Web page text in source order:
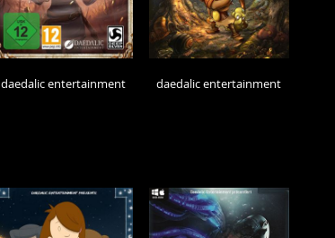
daedalic entertainment daedalic entertainment